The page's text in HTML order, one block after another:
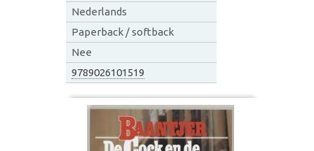
Nederlands
Paperback / softback
Nee
9789026101519